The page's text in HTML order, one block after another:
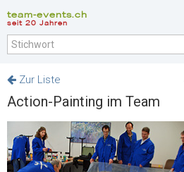
team-events.ch
seit 20 Jahren
Zur Liste
Action-Painting im Team